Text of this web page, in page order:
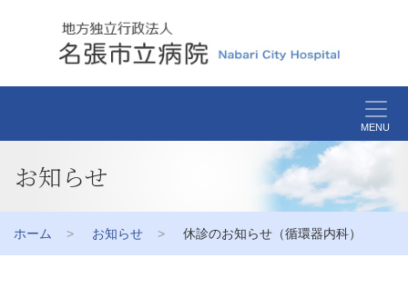
MENU
お知らせ
ホーム お知らせ 休診のお知らせ（循環器内科）